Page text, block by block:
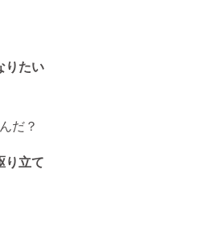
りたい
んだ？
り立て